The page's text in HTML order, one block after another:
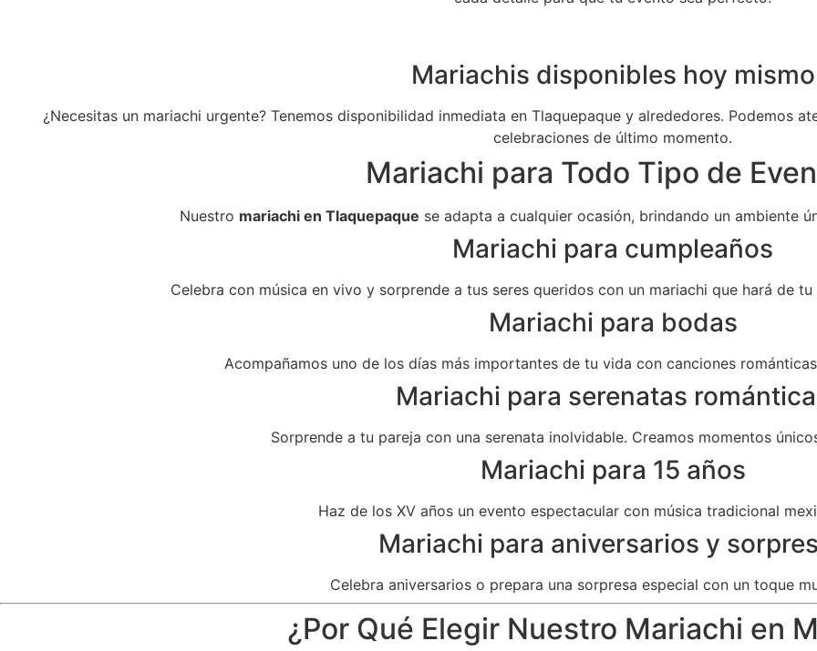
Mariachis disponibles hoy mismo
¿Necesitas un mariachi urgente? Tenemos disponibilidad inmediata en Tlaquepaque y alrededores. Podemos
celebraciones de último momento.
Mariachi para Todo Tipo de
Nuestro mariachi en Tlaquepaque se adapta a cualquier ocasión, brindando un ambiente
Mariachi para cumpleaños
Celebra con música en vivo y sorprende a tus seres queridos con un mariachi que hará de
Mariachi para bodas
Acompañamos uno de los días más importantes de tu vida con canciones
Mariachi para serenatas
Sorprende a tu pareja con una serenata inolvidable. Creamos momentos
Mariachi para 15 años
Haz de los XV años un evento espectacular con música tradicional
Mariachi para aniversarios y
Celebra aniversarios o prepara una sorpresa especial con un toque
¿Por Qué Elegir Nuestro Mariachi en